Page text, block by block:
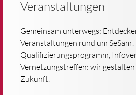
Veranstaltungen
Gemeinsam unterwegs:
Veranstaltungen rund um
Qualifizierungsprogramm,
Vernetzungstreffen: wir
Zukunft.